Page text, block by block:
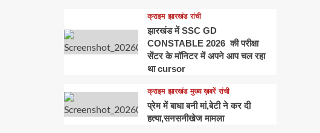
क्राइम झारखंड रांची
झारखंड में SSC GD
CONSTABLE 2026 की परीक्षा
सेंटर के मॉनिटर में अपने आप चल रहा
था cursor
क्राइम झारखंड मुख्य ख़बरें रांची
प्रेम में बाधा बनी मां,बेटी ने कर दी
हत्या,सनसनीखेज मामला